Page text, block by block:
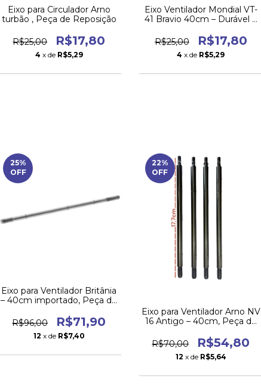
Eixo para Circulador Arno
turbão , Peça de Reposição
R$25,00 R$17,80
4 x de R$5,29
Eixo Ventilador Mondial VT-
41 Bravio 40cm – Durável e
R$25,00
R$17,80
4 x de R$5,29
25%
OFF
Eixo para Ventilador Britânia
– 40cm importado, Peça de
R$96,00
R$71,90
12 x de R$7,40
22%
OFF
Eixo para Ventilador Arno NV
16 Antigo – 40cm, Peça de
R$70,00
R$54,80
12 x de R$5,64